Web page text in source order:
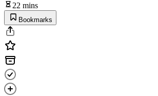
22 mins
Bookmarks